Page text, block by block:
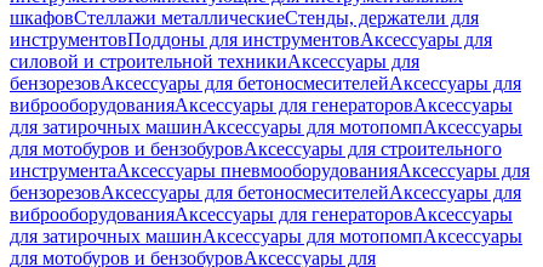
шкафовСтеллажи металлическиеСтенды, держатели для
инструментовПоддоны для инструментовАксессуары для
силовой и строительной техникиАксессуары для
бензорезовАксессуары для бетоносмесителейАксессуары для
виброоборудованияАксессуары для генераторовАксессуары
для затирочных машинАксессуары для мотопомпАксессуары
для мотобуров и бензобуровАксессуары для строительного
инструментаАксессуары пневмооборудованияАксессуары для
бензорезовАксессуары для бетоносмесителейАксессуары для
виброоборудованияАксессуары для генераторовАксессуары
для затирочных машинАксессуары для мотопомпАксессуары
для мотобуров и бензобуровАксессуары для